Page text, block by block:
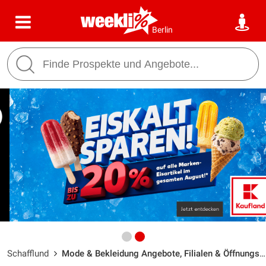
Berlin
Schafflund Mode & Bekleidung Angebote, Filialen & Öffnungszeiten